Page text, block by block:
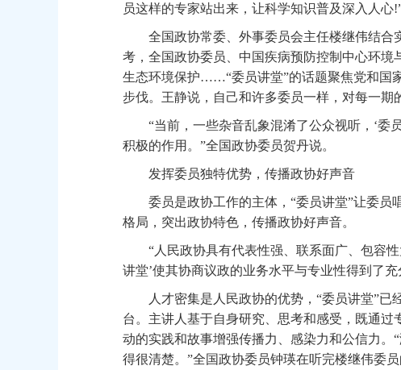
员这样的专家站出来，让科学知识普及深入人心
全国政协常委、外事委员会主任楼继伟结合
考，全国政协委员、中国疾病预防控制中心环
生态环境保护……“委员讲堂”的话题聚焦党和国
步伐。王静说，自己和许多委员一样，对每一期
“当前，一些杂音乱象混淆了公众视听，‘委
积极的作用。”全国政协委员贺丹说。
发挥委员独特优势，传播政协好声音
委员是政协工作的主体，“委员讲堂”让委员
格局，突出政协特色，传播政协好声音。
“人民政协具有代表性强、联系面广、包容性
讲堂’使其协商议政的业务水平与专业性得到了充
人才密集是人民政协的优势，“委员讲堂”已
台。主讲人基于自身研究、思考和感受，既通
动的实践和故事增强传播力、感染力和公信力
得很清楚。”全国政协委员钟瑛在听完楼继伟委员